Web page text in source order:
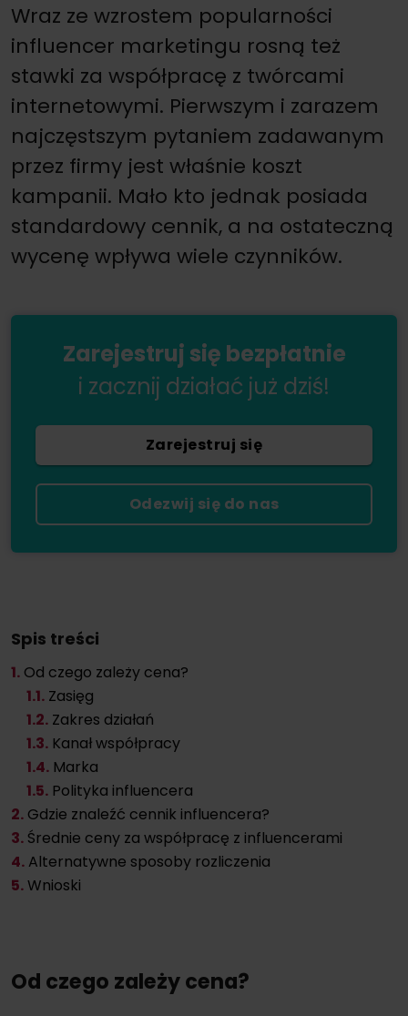
Wraz ze wzrostem popularności
influencer marketingu rosną też
stawki za współpracę z twórcami
internetowymi. Pierwszym i zarazem
najczęstszym pytaniem zadawanym
przez firmy jest właśnie koszt
kampanii. Mało kto jednak posiada
standardowy cennik, a na ostateczną
wycenę wpływa wiele czynników.
Zarejestruj się bezpłatnie
i zacznij działać już dziś!
Zarejestruj się
Odezwij się do nas
Spis treści
1. Od czego zależy cena?
1.1. Zasięg
1.2. Zakres działań
1.3. Kanał współpracy
1.4. Marka
1.5. Polityka influencera
2. Gdzie znaleźć cennik influencera?
3. Średnie ceny za współpracę z influencerami
4. Alternatywne sposoby rozliczenia
5.Wnioski
Od czego zależy cena?